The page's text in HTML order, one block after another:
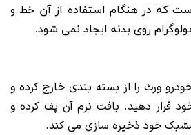
که در هنگام استفاده از آن خط و
روی بدنه ایجاد نمی شود.
ورث را از بسته بندی خارج کرده و
قرار دهید. بافت نرم آن پف کرده و
مشبک خود ذخیره سازی می کند.